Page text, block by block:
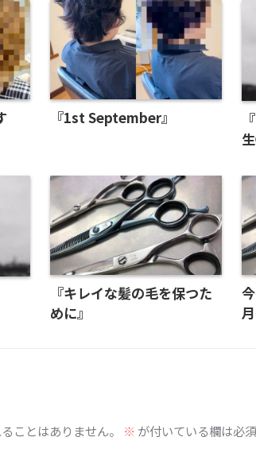
『1st September』
『キレイな髪の毛を保つた
めに』
月
ことはありません。 ※ が付いている欄は必